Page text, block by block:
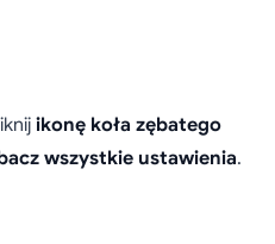
ikonę koła zębatego
wszystkie ustawienia.